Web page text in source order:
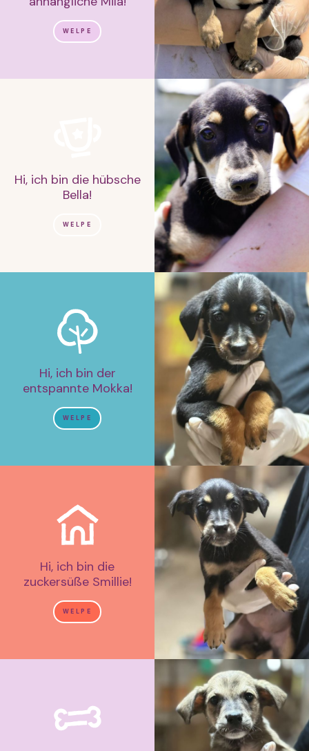
WELPE
Hi, ich bin die hübsche
Bella!
WELPE
Hi, ich bin der
entspannte Mokka!
WELPE
Hi, ich bin die
zuckersüße Smillie!
WELPE